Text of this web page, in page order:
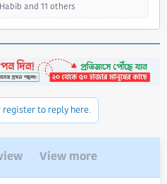
Habib and 11 others
register to reply here.
View more